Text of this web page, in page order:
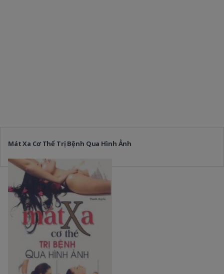
Mát Xa Cơ Thể Trị Bệnh Qua Hình Ảnh